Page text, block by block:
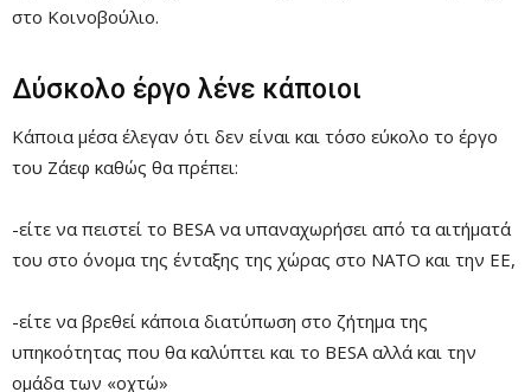
στο Κοινοβούλιο.
Δύσκολο έργο λένε κάποιοι
Κάποια μέσα έλεγαν ότι δεν είναι και τόσο εύκολο το έργο
του Ζάεφ καθώς θα πρέπει:
-είτε να πειστεί το BESA να υπαναχωρήσει από τα αιτήματά
του στο όνομα της ένταξης της χώρας στο ΝΑΤΟ και την ΕΕ,
-είτε να βρεθεί κάποια διατύπωση στο ζήτημα της
υπηκοότητας που θα καλύπτει και το BESA αλλά και την
ομάδα των «οχτώ»